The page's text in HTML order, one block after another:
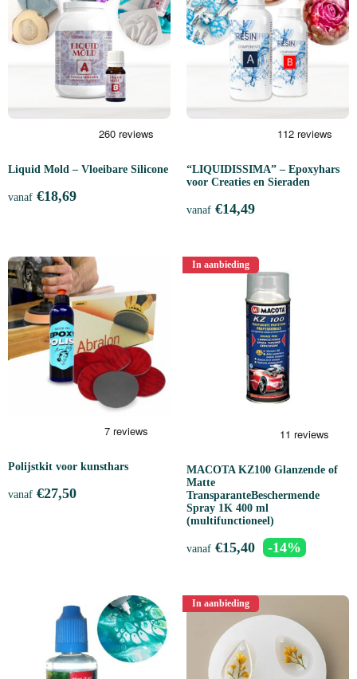
Liquid Mold – Vloeibare Silicone
vanaf €18,69
“LIQUIDISSIMA” – Epoxyhars
voor Creaties en Sieraden
vanaf €14,49
Polijstkit voor kunsthars
vanaf €27,50
In aanbieding
MACOTA KZ100 Glanzende of
Matte
TransparanteBeschermende
Spray 1K 400 ml
(multifunctioneel)
vanaf €15,40 -14%
In aanbieding